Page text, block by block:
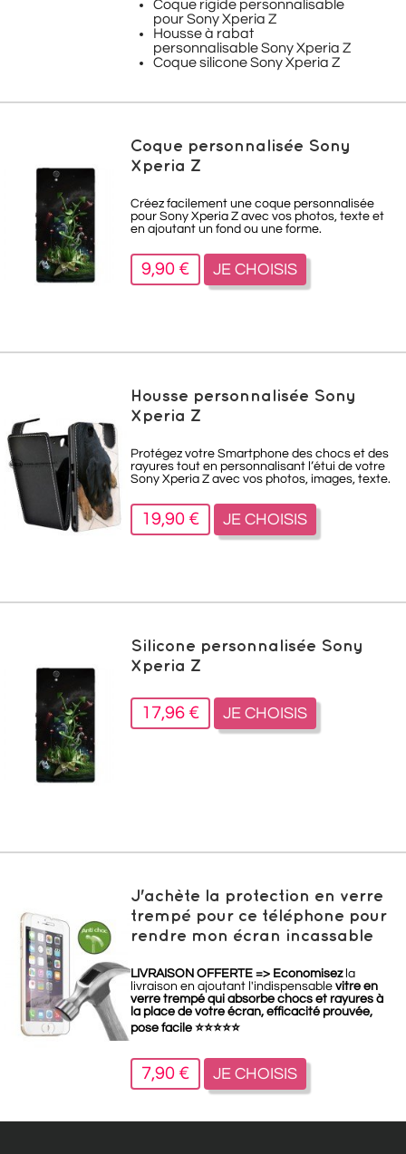
Coque rigide personnalisable
pour Sony Xperia Z
Housse à rabat
personnalisable Sony Xperia Z
Coque silicone Sony Xperia Z
Coque personnalisée Sony
Xperia Z
Créez facilement une coque personnalisée
pour Sony Xperia Z avec vos photos, texte et
en ajoutant un fond ou une forme.
9,90 € JE CHOISIS
Housse personnalisée Sony
Xperia Z
Protégez votre Smartphone des chocs et des
rayures tout en personnalisant l’étui de votre
Sony Xperia Z avec vos photos, images, texte.
19,90 € JE CHOISIS
Silicone personnalisée Sony
Xperia Z
17,96 € JE CHOISIS
J'achète la protection en verre
trempé pour ce téléphone pour
rendre mon écran incassable
LIVRAISON OFFERTE => Economisezla
livraison en ajoutant l'indispensable vitre en
verre trempé qui absorbe chocs et rayures à
la place de votre écran, efficacité prouvée,
pose facile ⭐⭐⭐⭐⭐
7,90 € JE CHOISIS